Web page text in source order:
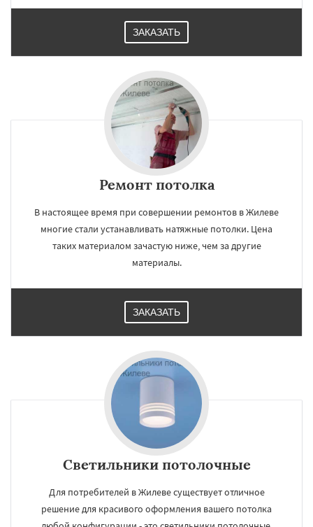
ЗАКАЗАТЬ
Ремонт потолка
В настоящее время при совершении ремонтов в Жилеве
многие стали устанавливать натяжные потолки. Цена
таких материалом зачастую ниже, чем за другие
материалы.
ЗАКАЗАТЬ
Светильники потолочные
Для потребителей в Жилеве существует отличное
решение для красивого оформления вашего потолка